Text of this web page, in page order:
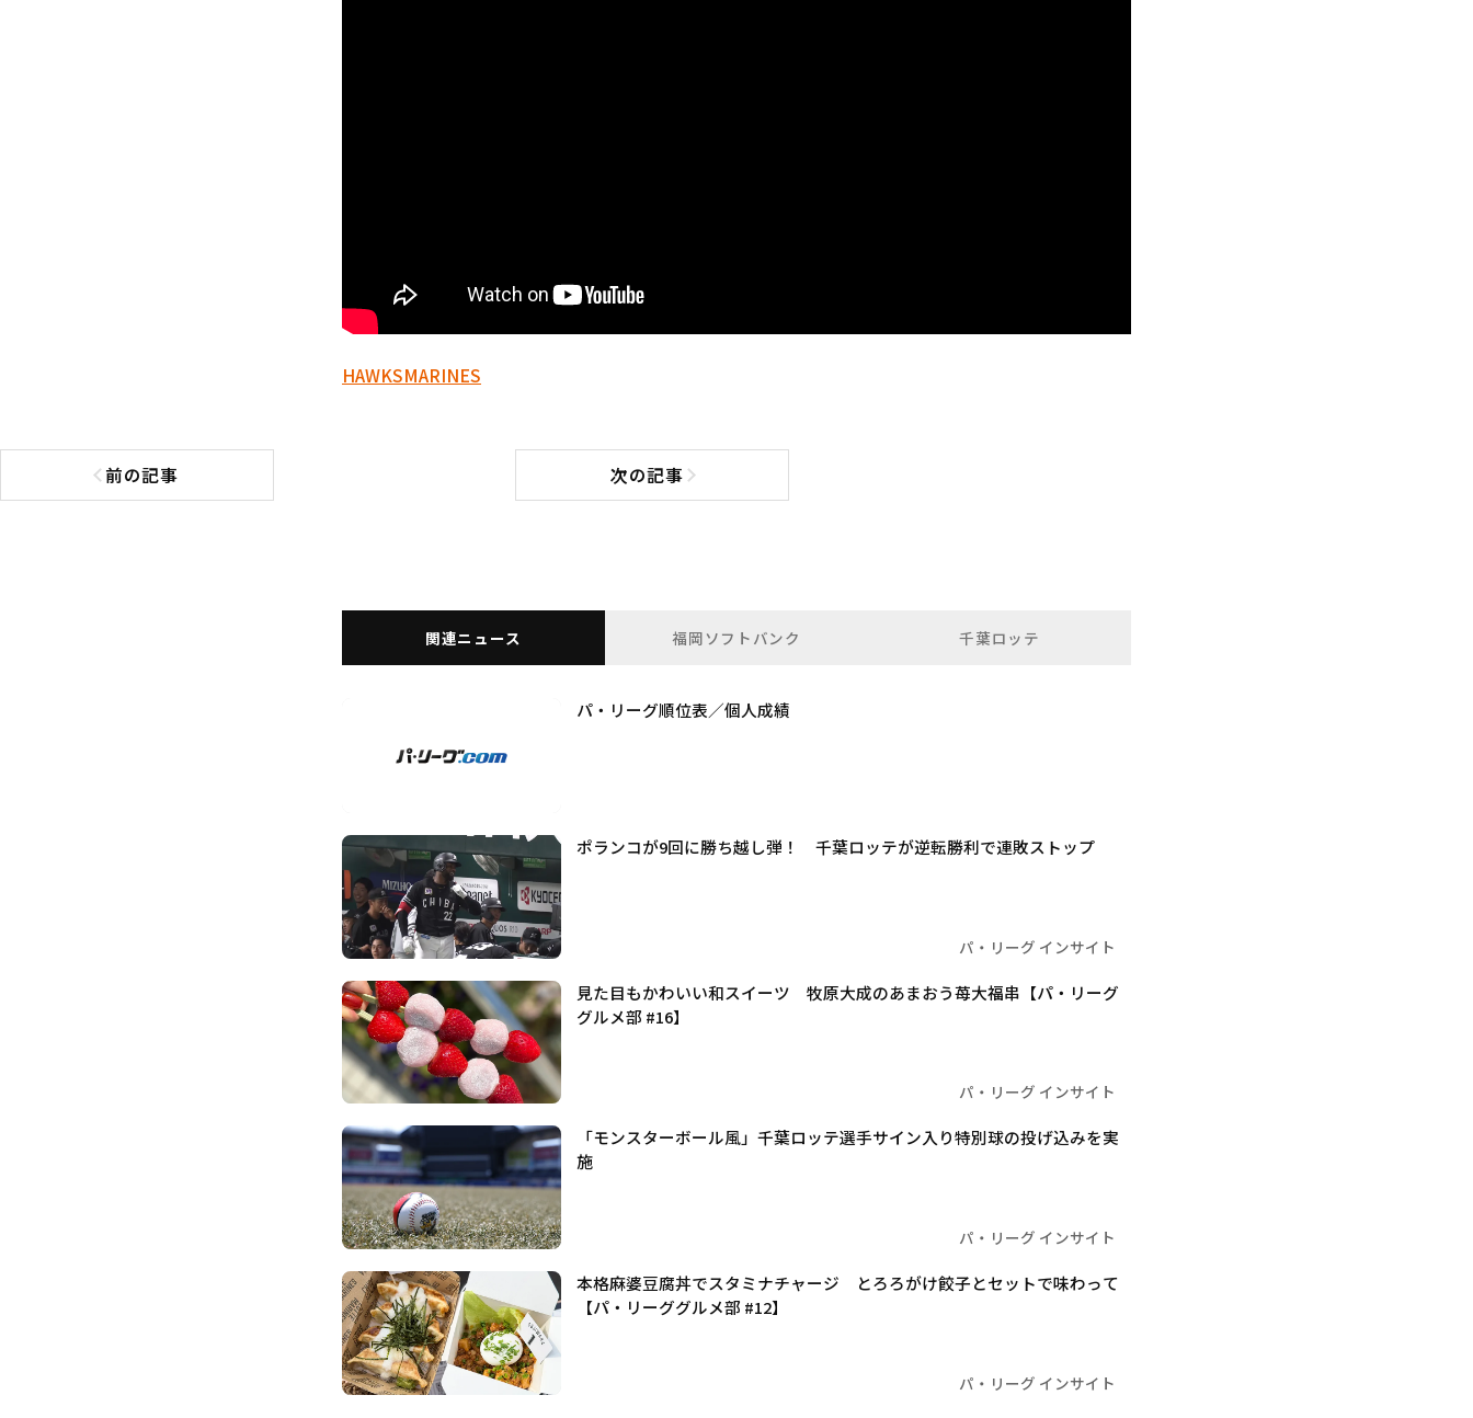
HAWKSMARINES
前の記事
前の記事へ 次の記事次の記事へ
関連ニュース 福岡ソフトバンク 千葉ロッテ
パ・リーグ順位表／個人成績
ポランコが9回に勝ち越し弾！ 千葉ロッテが逆転勝利で連敗ストップ
パ・リーグ インサイト
見た目もかわいい和スイーツ 牧原大成のあまおう苺大福串【パ・リーグ
グルメ部 #16】
パ・リーグ インサイト
「モンスターボール風」千葉ロッテ選手サイン入り特別球の投げ込みを実
施
パ・リーグ インサイト
本格麻婆豆腐丼でスタミナチャージ とろろがけ餃子とセットで味わって
【パ・リーググルメ部 #12】
パ・リーグ インサイト